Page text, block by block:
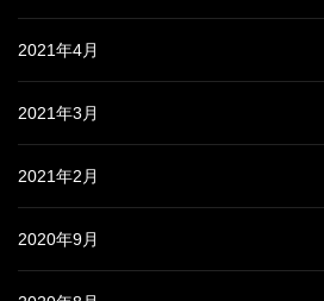
2021年4月
2021年3月
2021年2月
2020年9月